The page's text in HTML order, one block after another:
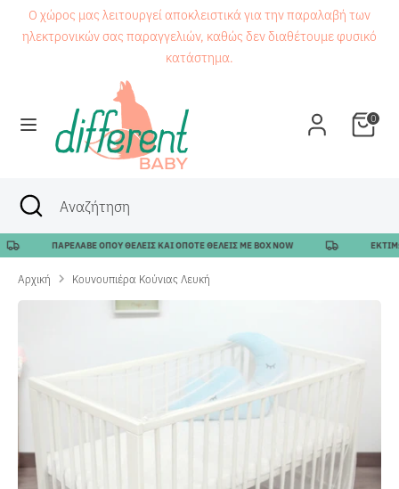
Μετάβαση
Ο χώρος μας λειτουργεί αποκλειστικά για την παραλαβή των
ηλεκτρονικών σας παραγγελιών, καθώς δεν διαθέτουμε φυσικό
κατάστημα.
0
Αναζήτηση
ΑναζήτησηΑναζήτηση
Κλείσιμο
αναζήτησης
ΠΑΡΕΛΑΒΕ ΟΠΟΥ ΘΕΛΕΙΣ ΚΑΙ ΟΠΟΤΕ ΘΕΛΕΙΣ ΜΕ BOX NOW
Αρχική Κουνουπιέρα Κούνιας Λευκή